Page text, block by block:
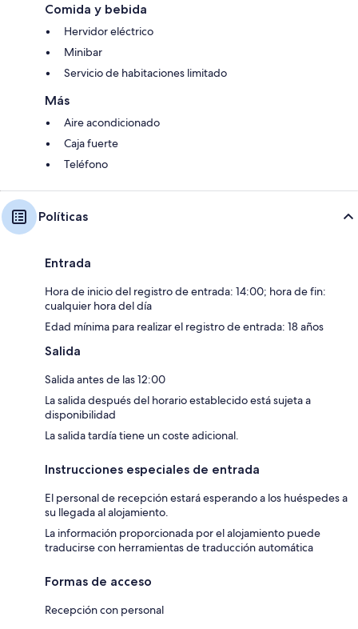
Comida y bebida
Hervidor eléctrico
Minibar
Servicio de habitaciones limitado
Más
Aire acondicionado
Caja fuerte
Teléfono
Políticas
Entrada
Hora de inicio del registro de entrada: 14:00; hora de fin:
cualquier hora del día
Edad mínima para realizar el registro de entrada: 18 años
Salida
Salida antes de las 12:00
La salida después del horario establecido está sujeta a
disponibilidad
La salida tardía tiene un coste adicional.
Instrucciones especiales de entrada
El personal de recepción estará esperando a los huéspedes a
su llegada al alojamiento.
La información proporcionada por el alojamiento puede
traducirse con herramientas de traducción automática
Formas de acceso
Recepción con personal